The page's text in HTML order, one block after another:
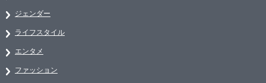
ジェンダー
ライフスタイル
エンタメ
ファッション